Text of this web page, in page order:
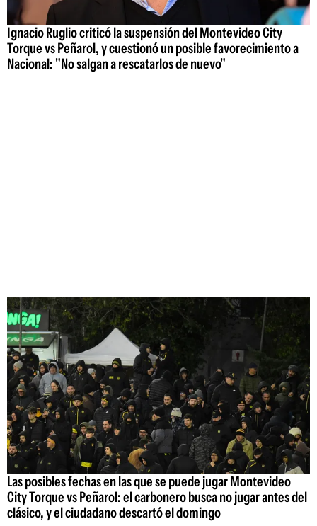
Ignacio Ruglio criticó la suspensión del Montevideo City
Torque vs Peñarol, y cuestionó un posible favorecimiento a
Nacional: "No salgan a rescatarlos de nuevo"
Las posibles fechas en las que se puede jugar Montevideo
City Torque vs Peñarol: el carbonero busca no jugar antes del
clásico, y el ciudadano descartó el domingo